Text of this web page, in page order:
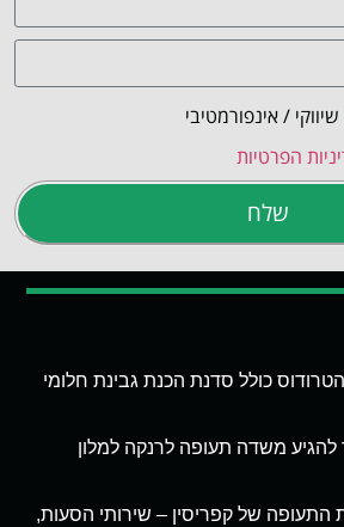
/ אינפורמטיבי
הפרטיות
שלח
כולל סדנת הכנת גבינת חלומי
להגיע משדה תעופה לרנקה למלון
התעופה של קפריסין – שירותי הסעות,